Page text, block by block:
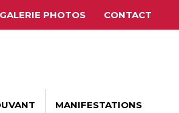
GALERIE PHOTOS CONTACT
MANIFESTATIONS